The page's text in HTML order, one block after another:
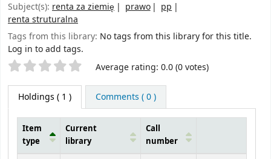
Subject(s): renta za ziemię prawo
pp
renta struturalna
Tags from this library: No tags from this library for this title.
Log in to add tags.
Star ratings Average rating: 0.0 (0 votes)
Holdings ( 1 ) Comments ( 0 )
Item
type
Current
library
Call
number